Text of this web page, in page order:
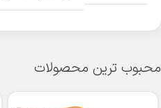
محبوب ترین محصولات